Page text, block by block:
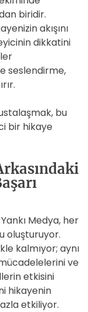
biridir.
akışını
dikkatini
seslendirme,
bu
bir hikaye
Medya, her
oluşturuyor.
kalmıyor; aynı
ve
etkisini
hikayenin
etkiliyor.